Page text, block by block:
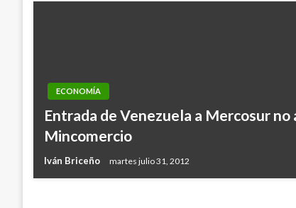
ECONOMÍA
Entrada de Venezuela a Mercosur
Mincomercio
Iván Briceño martes julio 31, 2012
Productos de exportación que